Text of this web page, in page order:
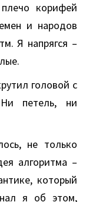
корифей
и народов
Я напрягся –
головой с
петель, ни
не только
алгоритма –
который
я об этом,